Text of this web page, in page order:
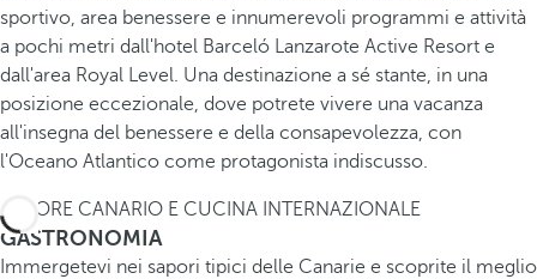
sportivo, area benessere e innumerevoli programmi e attività
a pochi metri dall'hotel Barceló Lanzarote Active Resort e
dall'area Royal Level. Una destinazione a sé stante, in una
posizione eccezionale, dove potrete vivere una vacanza
all'insegna del benessere e della consapevolezza, con
l'Oceano Atlantico come protagonista indiscusso.
SAPORE CANARIO E CUCINA INTERNAZIONALE
GASTRONOMIA
Immergetevi nei sapori tipici delle Canarie e scoprite il meglio